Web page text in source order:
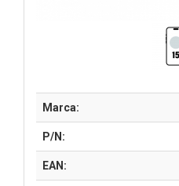
Marca:
P/N:
EAN: